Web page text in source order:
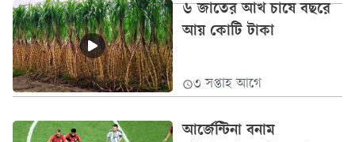
৬ জাতের আখ চাষে বছরে
আয় কোটি টাকা
৩ সপ্তাহ আগে
আর্জেন্টিনা বনাম